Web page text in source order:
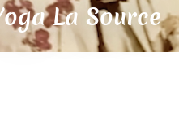
La Source